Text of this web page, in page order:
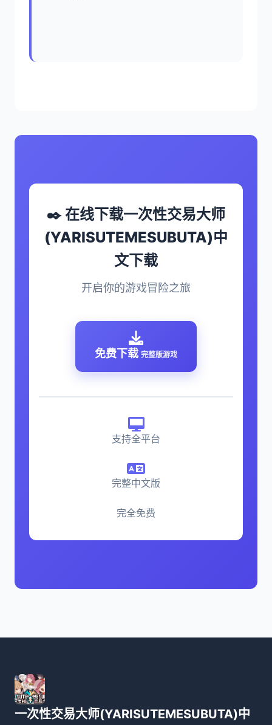
✒️ 在线下载一次性交易大师
(YARISUTEMESUBUTA)中
文下载
开启你的游戏冒险之旅
免费下载 完整版游戏
支持全平台
完整中文版
完全免费
一次性交易大师(YARISUTEMESUBUTA)中